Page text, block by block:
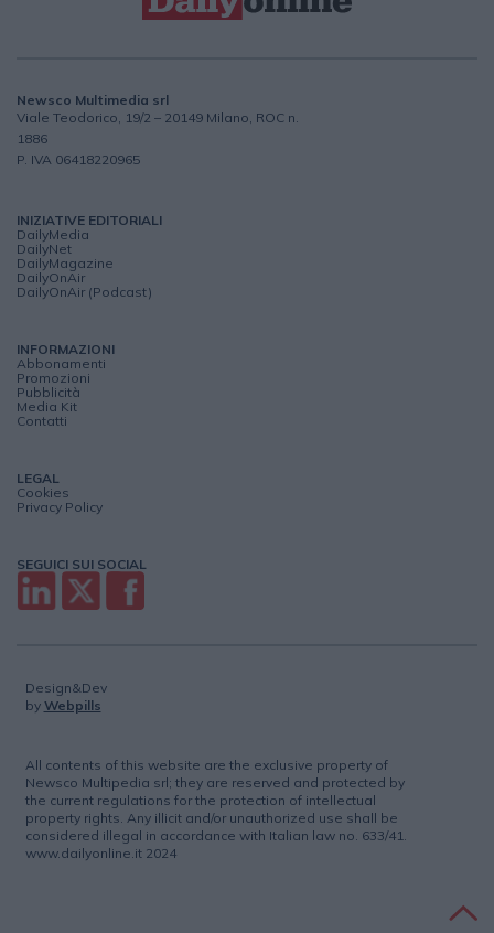
Newsco Multimedia srl
Viale Teodorico, 19/2 – 20149 Milano, ROC n.
1886
P. IVA 06418220965
INIZIATIVE EDITORIALI
DailyMedia
DailyNet
DailyMagazine
DailyOnAir
DailyOnAir (Podcast)
INFORMAZIONI
Abbonamenti
Promozioni
Pubblicità
Media Kit
Contatti
LEGAL
Cookies
Privacy Policy
SEGUICI SUI SOCIAL
Design&Dev
by Webpills
All contents of this website are the exclusive property of
Newsco Multipedia srl; they are reserved and protected by
the current regulations for the protection of intellectual
property rights. Any illicit and/or unauthorized use shall be
considered illegal in accordance with Italian law no. 633/41.
www.dailyonline.it 2024